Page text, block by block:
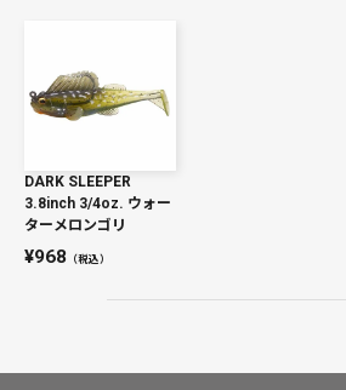
DARK SLEEPER
3.8inch 3/4oz. ウォー
ターメロンゴリ
968 （税込）